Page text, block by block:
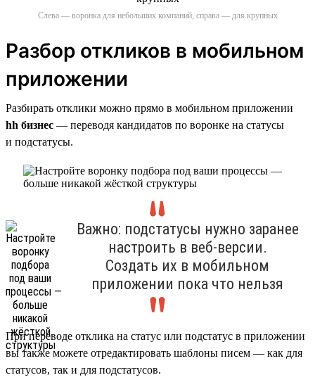
Слева — воронка для небольших компаний, справа — для крупных
Разбор откликов в мобильном
приложении
Разбирать отклики можно прямо в мобильном приложении
hh бизнес — переводя кандидатов по воронке на статусы
и подстатусы.
Важно: подстатусы нужно заранее
настроить в веб-версии.
Создать их в мобильном
приложении пока что нельзя
При переводе отклика на статус или подстатус в приложении
вы также можете отредактировать шаблоны писем — как для
статусов, так и для подстатусов.